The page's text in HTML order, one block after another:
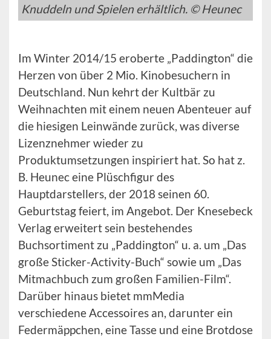
Knuddeln und Spielen erhältlich. © Heunec
Im Winter 2014/15 eroberte „Paddington“ die
Herzen von über 2 Mio. Kinobesuchern in
Deutschland. Nun kehrt der Kultbär zu
Weihnachten mit einem neuen Abenteuer auf
die hiesigen Leinwände zurück, was diverse
Lizenznehmer wieder zu
Produktumsetzungen inspiriert hat. So hat z.
B. Heunec eine Plüschfigur des
Hauptdarstellers, der 2018 seinen 60.
Geburtstag feiert, im Angebot. Der Knesebeck
Verlag erweitert sein bestehendes
Buchsortiment zu „Paddington“ u. a. um „Das
große Sticker-Activity-Buch“ sowie um „Das
Mitmachbuch zum großen Familien-Film“.
Darüber hinaus bietet mmMedia
verschiedene Accessoires an, darunter ein
Federmäppchen, eine Tasse und eine Brotdose